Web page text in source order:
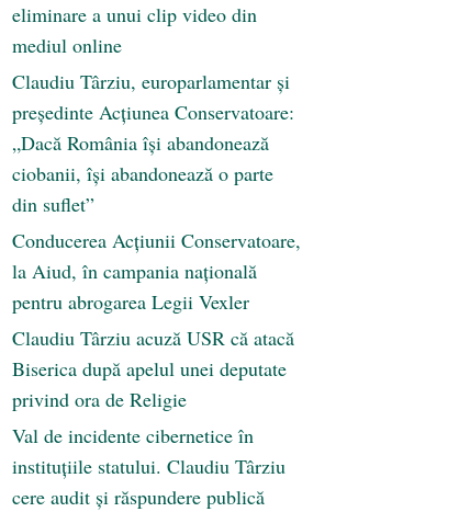
eliminare a unui clip video din
mediul online
Claudiu Târziu, europarlamentar și
președinte Acțiunea Conservatoare:
„Dacă România își abandonează
ciobanii, își abandonează o parte
din suflet”
Conducerea Acțiunii Conservatoare,
la Aiud, în campania națională
pentru abrogarea Legii Vexler
Claudiu Târziu acuză USR că atacă
Biserica după apelul unei deputate
privind ora de Religie
Val de incidente cibernetice în
instituțiile statului. Claudiu Târziu
cere audit și răspundere publică